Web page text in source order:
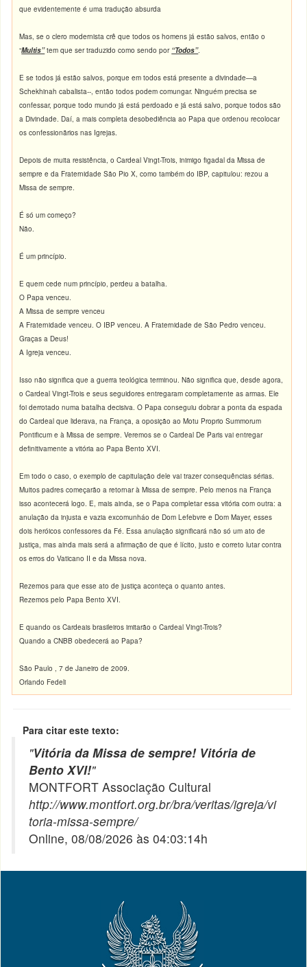
que evidentemente é uma tradução absurda
Mas, se o clero modernista crê que todos os homens já estão salvos, então o
“Multis”tem que ser traduzido como sendo por “Todos”.
E se todos já estão salvos, porque em todos está presente a divindade—a
Schekhinah cabalista--, então todos podem comungar. Ninguém precisa se
confessar, porque todo mundo já está perdoado e já está salvo, porque todos são
a Divindade. Daí, a mais completa desobediência ao Papa que ordenou recolocar
os confessionãrios nas Igrejas.
Depois de muita resistência, o Cardeal Vingt-Trois, inimigo figadal da Missa de
sempre e da Fraternidade São Pio X, como também do IBP, capitulou: rezou a
Missa de sempre.
É só um começo?
Não.
É um princípio.
E quem cede num princípio, perdeu a batalha.
O Papa venceu.
A Missa de sempre venceu
A Fraternidade venceu. O IBP venceu. A Fraternidade de São Pedro venceu.
Graças a Deus!
A Igreja venceu.
Isso não significa que a guerra teológica terminou. Não significa que, desde agora,
o Cardeal Vingt-Trois e seus seguidores entregaram completamente as armas. Ele
foi derrotado numa batalha decisiva. O Papa conseguiu dobrar a ponta da espada
do Cardeal que liderava, na França, a oposição ao Motu Proprio Summorum
Pontificum e à Missa de sempre. Veremos se o Cardeal De Paris vai entregar
definitivamente a vitória ao Papa Bento XVI.
Em todo o caso, o exemplo de capitulação dele vai trazer consequências sérias.
Muitos padres começarão a retornar à Missa de sempre. Pelo menos na França
isso acontecerá logo. E, mais ainda, se o Papa completar essa vitória com outra: a
anulação da injusta e vazia excomunháo de Dom Lefebvre e Dom Mayer, esses
dois heróicos confessores da Fé. Essa anulação significará não só um ato de
justiça, mas ainda mais será a afirmação de que é lícito, justo e correto lutar contra
os erros do Vaticano II e da Missa nova.
Rezemos para que esse ato de justiça aconteça o quanto antes.
Rezemos pelo Papa Bento XVI.
E quando os Cardeais brasileiros imitarão o Cardeal Vingt-Trois?
Quando a CNBB obedecerá ao Papa?
São Paulo , 7 de Janeiro de 2009.
Orlando Fedeli
Para citar este texto:
"Vitória da Missa de sempre! Vitória de
Bento XVI!"
MONTFORT Associação Cultural
http://www.montfort.org.br/bra/veritas/igreja/vi
toria-missa-sempre/
Online, 08/08/2026 às 04:03:14h